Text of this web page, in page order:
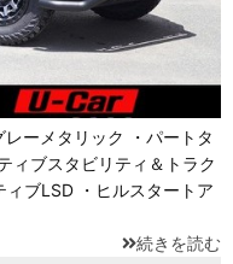
ーメタリック ・パートタ
ィブスタビリティ＆トラク
ブLSD ・ヒルスタートア
続きを読む